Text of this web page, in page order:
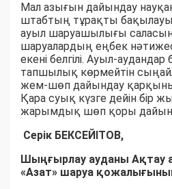
Мал азығын дайындау
штабтың тұрақты
ауыл шаруашылығы
шаруалардың еңбек
екені белгілі. Ауыл-
тапшылық көрмейтін
жем-шөп дайындау
Қара суық күзге дейін бір
жарымдық шөп қоры дайын
Серік БЕКСЕЙІТОВ,
Шыңғырлау ауданы Ақтау
«Азат» шаруа